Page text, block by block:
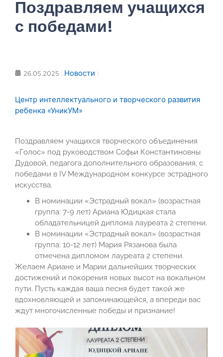
Поздравляем учащихся
с победами!
26.05.2025 Новости
Центр интеллектуального и творческого развития
ребенка «УникУМ»
Поздравляем учащихся творческого объединения
«Голос» под руководством Софьи Константиновны
Дудовой, педагога дополнительного образования, с
победами в IV Международном конкурсе эстрадного
искусства.
В номинации «Эстрадный вокал» (возрастная
группа: 7-9 лет) Ариана Юдицкая стала
обладательницей диплома лауреата 2 степени.
В номинации «Эстрадный вокал» (возрастная
группа: 10-12 лет) Мария Рязанова была
отмечена дипломом лауреата 2 степени.
Желаем Ариане и Марии дальнейших творческих
достижений и покорения новых высот на вокальном
пути. Пусть каждая ваша песня будет такой же
вдохновляющей и запоминающейся, а впереди вас
ждут многочисленные победы и признание!